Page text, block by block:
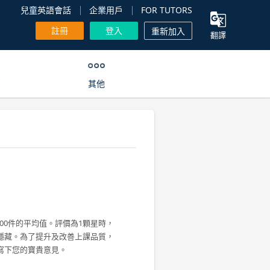
兒童英語會話 企業用戶
FOR TUTORS
註冊
登入 重新加入 翻譯
其他
件的平均值。評價為1顆星時，
藏。為了提升及改善上課品質，
下您的寶貴意見。